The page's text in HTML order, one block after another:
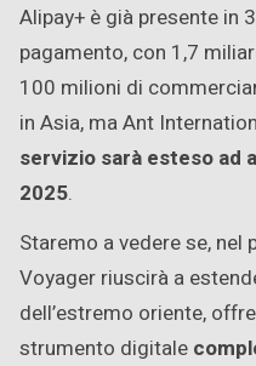
Alipay+ è già presente in
pagamento, con 1,7
100 milioni di
in Asia, ma Ant
servizio sarà esteso ad
2025.
Staremo a vedere se,
Voyager riuscirà a
dell’estremo oriente,
strumento digitale